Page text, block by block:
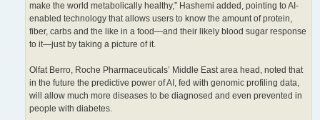
make the world metabolically healthy,” Hashemi added, pointing to AI-
enabled technology that allows users to know the amount of protein,
fiber, carbs and the like in a food—and their likely blood sugar response
to it—just by taking a picture of it.
Olfat Berro, Roche Pharmaceuticals’ Middle East area head, noted that
in the future the predictive power of AI, fed with genomic profiling data,
will allow much more diseases to be diagnosed and even prevented in
people with diabetes.